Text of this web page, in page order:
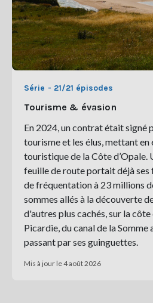
Série - 21/21 épisodes
Tourisme & évasion
En 2024, un contrat était signé
tourisme et les élus, mettant
touristique de la Côte d’Opale.
feuille de route portait déjà ses
de fréquentation à 23 millions
sommes allés à la découverte
d'autres plus cachés, sur la
Picardie, du canal de la Somme
passant par ses guinguettes.
Mis à jour le 4 août 2026